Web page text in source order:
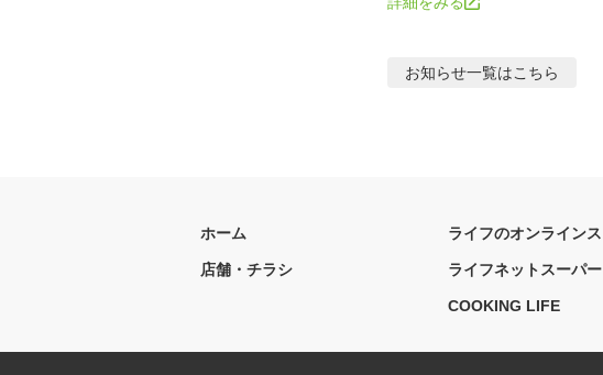
お知らせ一覧はこちら
ホーム
店舗・チラシ
ライフのオンライン
ライフネットスーパー
COOKING LIFE